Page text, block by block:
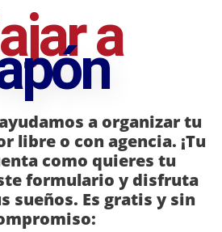
a
a organizar tu
libre o con agencia. ¡Tu
como quieres tu
formulario y disfruta
sueños. Es gratis y sin